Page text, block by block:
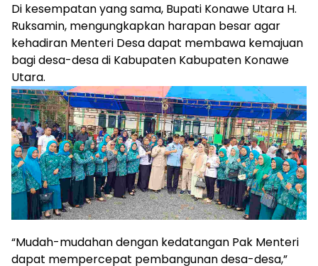
Di kesempatan yang sama, Bupati Konawe Utara H.
Ruksamin, mengungkapkan harapan besar agar
kehadiran Menteri Desa dapat membawa kemajuan
bagi desa-desa di Kabupaten Kabupaten Konawe
Utara.
“Mudah-mudahan dengan kedatangan Pak Menteri
dapat mempercepat pembangunan desa-desa,”